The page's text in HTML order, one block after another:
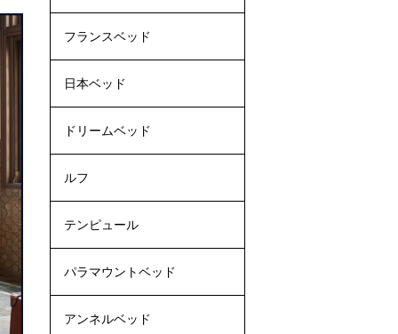
フランスベッド
日本ベッド
ドリームベッド
ルフ
テンピュール
パラマウントベッド
アンネルベッド